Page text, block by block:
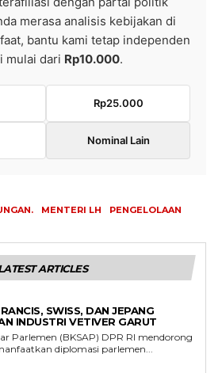
merasa analisis kebijakan di
bantu kami tetap independen
mulai dari Rp10.000.
Rp25.000
Nominal Lain
MENTERI LH PENGELOLAAN
ARTICLES
SWISS, DAN JEPANG
INDUSTRI VETIVER GARUT
Parlemen (BKSAP) DPR RI mendorong
diplomasi parlemen...